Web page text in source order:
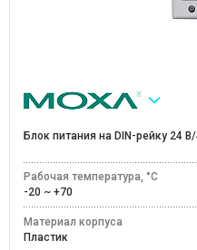
Блок питания на DIN-рейку 24
Рабочая температура, °C
-20 ~ +70
Материал корпуса
Пластик